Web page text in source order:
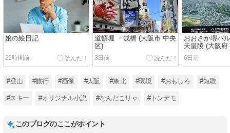
娘の絵日記
29時間前
道頓堀 ・戎橋 (大阪市 中央
区)
3日前
おおさか堺バ
天皇陵 (大阪府
6日前
#登山 #旅行 #画像 #大阪 #東北 #環境 #おもしろ #短歌
#スキー #オリジナル小説 #なんだこりゃ #トンデモ
このブログのここがポイント